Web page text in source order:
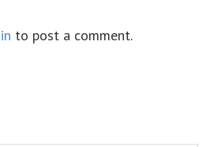
to post a comment.